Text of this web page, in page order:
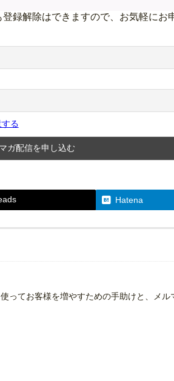
録解除はできますので、お気軽にお
る
Hatena
ってお客様を増やすための手助けと、メル